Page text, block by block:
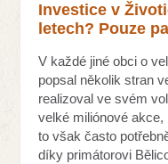
Investice v
letech? Pouze
V každé jiné obci o
popsal několik stran
realizoval ve svém
velké miliónové
to však často
díky primátorovi